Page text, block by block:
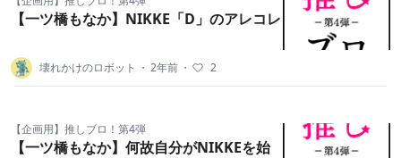
【一ツ橋もなか】NIKKE「D」のアレコレ
壊れかけのロボット ・ 2年前 ・ 2
【企画用】推しブロ！第4弾
【一ツ橋もなか】何故自分がNIKKEを始